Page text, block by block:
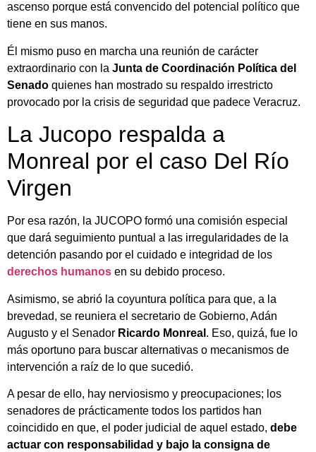
ascenso porque está convencido del potencial político que
tiene en sus manos.
Él mismo puso en marcha una reunión de carácter
extraordinario con la Junta de Coordinación Política del
Senado quienes han mostrado su respaldo irrestricto
provocado por la crisis de seguridad que padece Veracruz.
La Jucopo respalda a
Monreal por el caso Del Río
Virgen
Por esa razón, la JUCOPO formó una comisión especial
que dará seguimiento puntual a las irregularidades de la
detención pasando por el cuidado e integridad de los
derechos humanos en su debido proceso.
Asimismo, se abrió la coyuntura política para que, a la
brevedad, se reuniera el secretario de Gobierno, Adán
Augusto y el Senador Ricardo Monreal . Eso, quizá, fue lo
más oportuno para buscar alternativas o mecanismos de
intervención a raíz de lo que sucedió.
A pesar de ello, hay nerviosismo y preocupaciones; los
senadores de prácticamente todos los partidos han
coincidido en que, el poder judicial de aquel estado, debe
actuar con responsabilidad y bajo la consigna de